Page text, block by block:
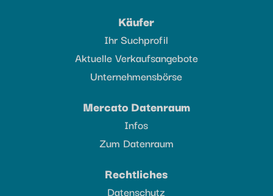
Käufer
Ihr Suchprofil
Aktuelle Verkaufsangebote
Unternehmensbörse
Mercato Datenraum
Infos
Zum Datenraum
Rechtliches
Datenschutz